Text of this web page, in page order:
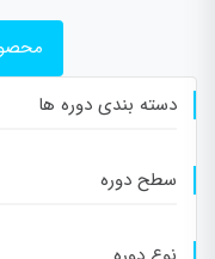
دسته بندی دوره ها
سطح دوره